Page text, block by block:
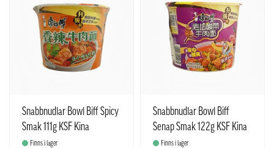
Snabbnudlar Bowl Biff Spicy
Smak 111g KSF Kina
Finns i lager
Snabbnudlar Bowl Biff
Senap Smak 122g KSF Kina
Finns i lager